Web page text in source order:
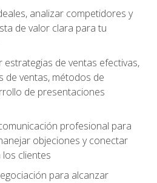
analizar competidores y
de valor clara para tu
estrategias de ventas efectivas,
de ventas, métodos de
de presentaciones
profesional para
objeciones y conectar
clientes
para alcanzar